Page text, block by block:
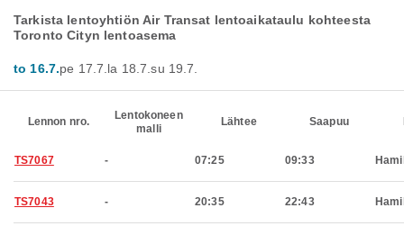
Tarkista lentoyhtiön Air Transat lentoaikataulu kohteesta
Toronto Cityn lentoasema
to 16.7.pe 17.7. la 18.7.su 19.7.
Lennon nro.
Lentokoneen
malli
Lähtee Saapuu
TS7067 - 07:25 09:33
TS7043 - 20:35 22:43